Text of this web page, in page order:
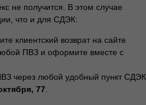
не получится. В этом случае
что и для СДЭК:
клиентский возврат на сайте
ПВЗ и оформите вместе с
через любой удобный пункт СДЭК
77
Паша
Баобаб